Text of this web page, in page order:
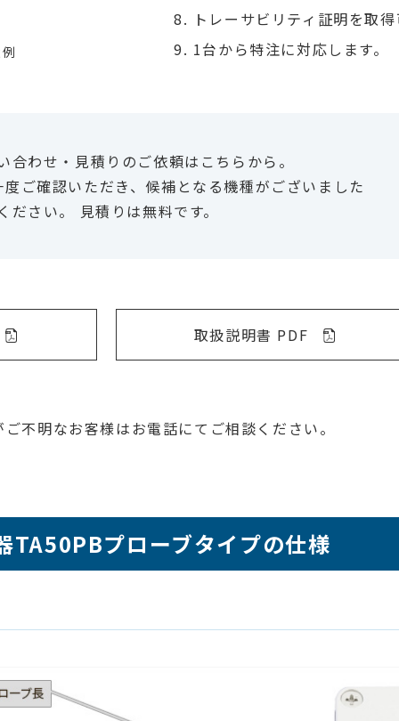
トレーサビリティ証明を取
1台から特注に対応します。
合わせ・見積りのご依頼はこちらから。
度ご確認いただき、候補となる機種がございました
さい。 見積りは無料です。
取扱説明書 PDF
不明なお客様はお電話にてご相談ください。
TA50PBプローブタイプの仕様